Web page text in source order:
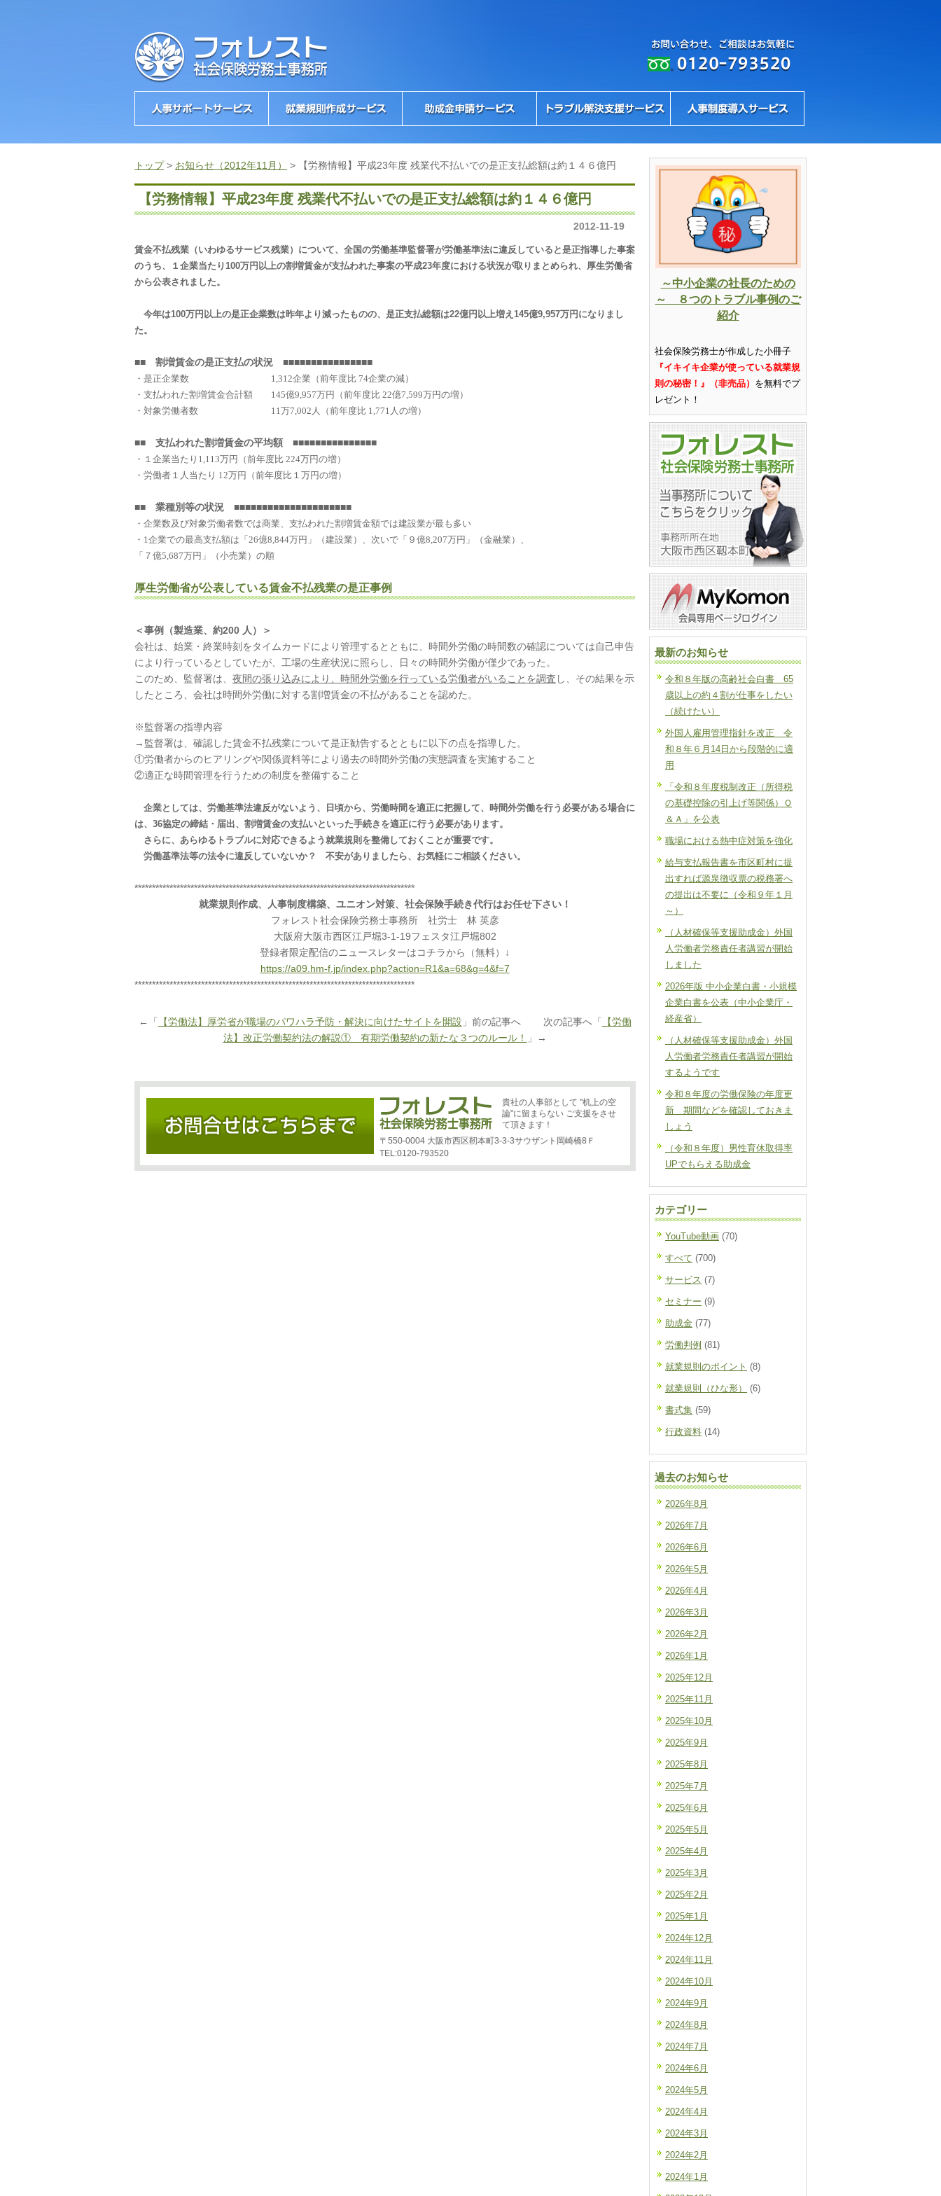
トップ> お知らせ（2012年11月） > 【労務情報】平成23年度 残業代不払いでの是正支払総額は約１４６億円
【労務情報】平成23年度 残業代不払いでの是正支払総額は約１４６億円
2012-11-19
賃金不払残業（いわゆるサービス残業）について、全国の労働基準監督署が労働基準法に違反していると是正指導した事案
のうち、１企業当たり100万円以上の割増賃金が支払われた事案の平成23年度における状況が取りまとめられ、厚生労働省
から公表されました。
今年は100万円以上の是正企業数は昨年より減ったものの、是正支払総額は22億円以上増え145億9,957万円になりまし
た。
■■ 割増賃金の是正支払の状況 ■■■■■■■■■■■■■■■■
・是正企業数 1,312企業（前年度比 74企業の減）
・支払われた割増賃金合計額 145億9,957万円（前年度比 22億7,599万円の増）
・対象労働者数 11万7,002 人（前年度比 1,771 人の増）
■■ 支払われた割増賃金の平均額 ■■■■■■■■■■■■■■■
・１企業当たり 1,113万円（前年度比 224万円の増）
・労働者１人当たり 12万円（前年度比１万円の増）
■■ 業種別等の状況 ■■■■■■■■■■■■■■■■■■■■■
・企業数及び対象労働者数では商業、支払われた割増賃金額では建設業が最も多い
・ 1企業での最高支払額は「 26億8,844万円」（建設業）、次いで「９億8,207万円」（金融業）、
「７億5,687万円」（小売業）の順
厚生労働省が公表している賃金不払残業の是正事例
＜事例（製造業、約200 人）＞
会社は、始業・終業時刻をタイムカードにより管理するとともに、時間外労働の時間数の確認については自己申告
により行っているとしていたが、工場の生産状況に照らし、日々の時間外労働が僅少であった。
このため、監督署は、 夜間の張り込みにより、時間外労働を行っている労働者がいることを調査 し、その結果を示
したところ、会社は時間外労働に対する割増賃金の不払があることを認めた。
※監督署の指導内容
→監督署は、確認した賃金不払残業について是正勧告するとともに以下の点を指導した。
①労働者からのヒアリングや関係資料等により過去の時間外労働の実態調査を実施すること
②適正な時間管理を行うための制度を整備すること
企業としては、労働基準法違反がないよう、日頃から、労働時間を適正に把握して、時間外労働を行う必要がある場合に
は、36協定の締結・届出、割増賃金の支払いといった手続きを適正に行う必要があります。
さらに、あらゆるトラブルに対応できるよう就業規則を整備しておくことが重要です。
労働基準法等の法令に違反していないか？ 不安がありましたら、お気軽にご相談ください。
********************************************************************************
就業規則作成、人事制度構築、ユニオン対策、社会保険手続き代行はお任せ下さい！
フォレスト社会保険労務士事務所 社労士 林 英彦
大阪府大阪市西区江戸堀3-1-19フェスタ江戸堀802
登録者限定配信のニュースレターはコチラから（無料）↓
https://a09.hm-f.jp/index.php?action=R1&a=68&g=4&f=7
********************************************************************************
←「 【労働法】厚労省が職場のパワハラ予防・解決に向けたサイトを開設 」前の記事へ 次の記事へ「
【労働
法】改正労働契約法の解説① 有期労働契約の新たな３つのルール！
」→
貴社の人事部として "机上の空
論"に留まらない ご支援をさせ
て頂きます！
〒550-0004 大阪市西区靭本町3-3-3サウザント岡崎橋8Ｆ
TEL:0120-793520
～中小企業の社長のための
～ ８つのトラブル事例のご
紹介
社会保険労務士が作成した小冊子
『イキイキ企業が使っている就業規
則の秘密！』（非売品） を無料でプ
レゼント ！
最新のお知らせ
令和８年版の高齢社会白書 65
歳以上の約４割が仕事をしたい
（続けたい）
外国人雇用管理指針を改正 令
和８年６月14日から段階的に適
用
「令和８年度税制改正（所得税
の基礎控除の引上げ等関係）Ｑ
＆Ａ」を公表
職場における熱中症対策を強化
給与支払報告書を市区町村に提
出すれば源泉徴収票の税務署へ
の提出は不要に（令和９年１月
～）
（人材確保等支援助成金）外国
人労働者労務責任者講習が開始
しました
2026年版 中小企業白書・小規模
企業白書を公表（中小企業庁・
経産省）
（人材確保等支援助成金）外国
人労働者労務責任者講習が開始
するようです
令和８年度の労働保険の年度更
新 期間などを確認しておきま
しょう
（令和８年度）男性育休取得率
UPでもらえる助成金
カテゴリー
YouTube動画 (70)
すべて (700)
サービス (7)
セミナー (9)
助成金 (77)
労働判例 (81)
就業規則のポイント (8)
就業規則（ひな形） (6)
書式集 (59)
行政資料 (14)
過去のお知らせ
2026年8月
2026年7月
2026年6月
2026年5月
2026年4月
2026年3月
2026年2月
2026年1月
2025年12月
2025年11月
2025年10月
2025年9月
2025年8月
2025年7月
2025年6月
2025年5月
2025年4月
2025年3月
2025年2月
2025年1月
2024年12月
2024年11月
2024年10月
2024年9月
2024年8月
2024年7月
2024年6月
2024年5月
2024年4月
2024年3月
2024年2月
2024年1月